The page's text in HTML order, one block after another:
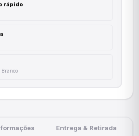
rápido
Entrega & Retirada